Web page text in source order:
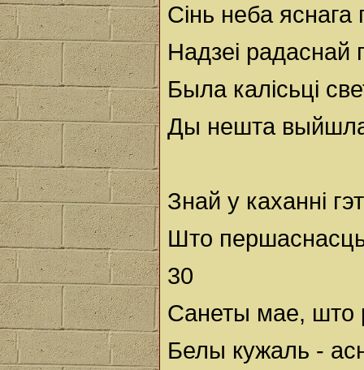
Сінь неба
Надзеі радаснай
Была калісьці
Ды нешта
Знай у каханні
Што
30
Санеты мае, што
Белы кужаль -